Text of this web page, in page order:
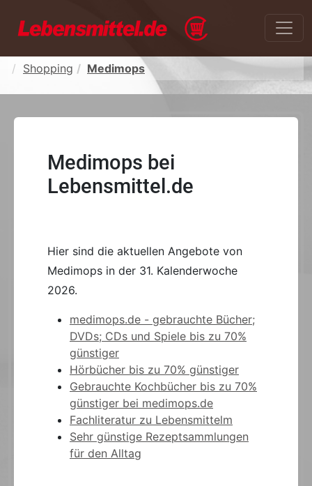
Shopping Medimops
Medimops bei
Lebensmittel.de
Hier sind die aktuellen Angebote von
Medimops in der 31. Kalenderwoche
2026.
medimops.de - gebrauchte Bücher;
DVDs; CDs und Spiele bis zu 70%
günstiger
Hörbücher bis zu 70% günstiger
Gebrauchte Kochbücher bis zu 70%
günstiger bei medimops.de
Fachliteratur zu Lebensmittelm
Sehr günstige Rezeptsammlungen
für den Alltag